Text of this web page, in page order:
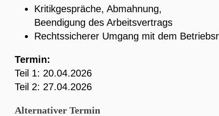
Kritikgespräche, Abmahnung,
Beendigung des Arbeitsvertrags
Rechtssicherer Umgang mit dem
Termin:
Teil 1: 20.04.2026
Teil 2: 27.04.2026
Alternativer Termin